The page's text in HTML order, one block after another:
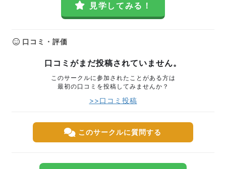
見学してみる！
口コミ・評価
口コミがまだ投稿されていません。
このサークルに参加されたことがある方は
最初の口コミを投稿してみませんか？
>>口コミ投稿
このサークルに質問する